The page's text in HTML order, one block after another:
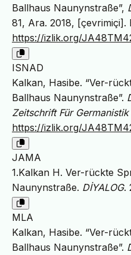
Ballhaus Naunynstraße”,
81, Ara. 2018, [çevrimiçi].
https://izlik.org/
ISNAD
Kalkan, Hasibe. “Ver-
Ballhaus Naunynstraße”.
Zeitschrift Für Germanistik
https://izlik.org/
JAMA
1.Kalkan H. Ver-rückte
Naunynstraße. DİYALOG.
MLA
Kalkan, Hasibe. “Ver-
Ballhaus Naunynstraße”.